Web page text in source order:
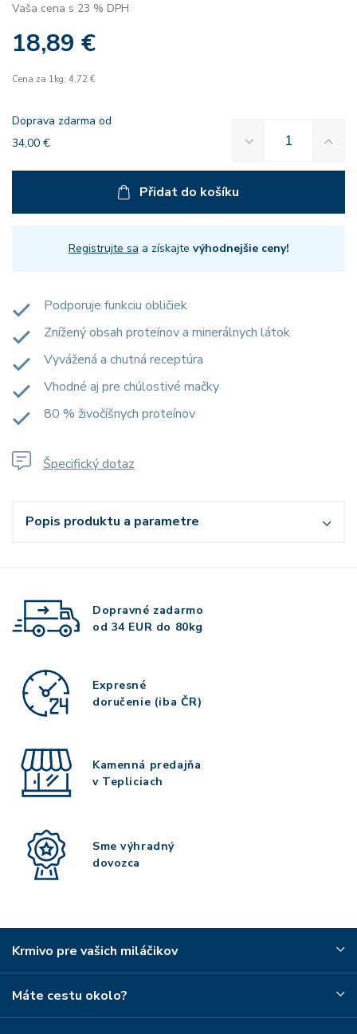
Vaša cena s 23 % DPH
18,89 €
Cena za 1kg: 4,72 €
Doprava zdarma od
34,00 €
Přidat do košíku
Registrujte sa a získajte výhodnejšie ceny!
Podporuje funkciu obličiek
Znížený obsah proteínov a minerálnych látok
Vyvážená a chutná receptúra
Vhodné aj pre chúlostivé mačky
80 % živočíšnych proteínov
Špecifický dotaz
Popis produktu a parametre
Dopravné zadarmo
od 34 EUR do 80kg
Expresné
doručenie (iba ČR)
Kamenná predajňa
v Tepliciach
Sme výhradný
dovozca
Krmivo pre vašich miláčikov
Máte cestu okolo?